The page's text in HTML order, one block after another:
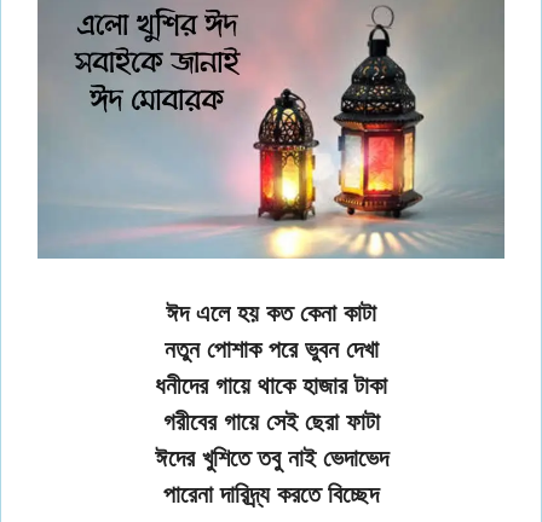
ঈদ এলে হয় কত কেনা কাটা
নতুন পোশাক পরে ভুবন দেখা
ধনীদের গায়ে থাকে হাজার টাকা
গরীবের গায়ে সেই ছেরা ফাটা
ঈদের খুশিতে তবু নাই ভেদাভেদ
পারেনা দারিদ্র্য করতে বিচ্ছেদ